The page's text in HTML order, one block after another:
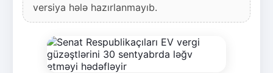
versiya hələ hazırlanmayıb.